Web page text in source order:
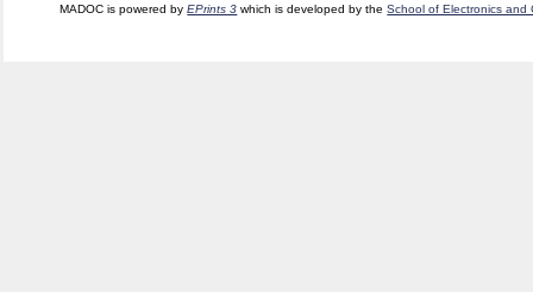
MADOC is powered byEPrints 3 which is developed by theSchool of Electronics and